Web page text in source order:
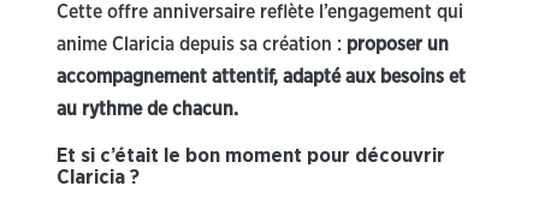
Cette offre anniversaire reflète l’engagement qui
anime Claricia depuis sa création : proposer un
accompagnement attentif, adapté aux besoins et
au rythme de chacun.
Et si c’était le bon moment pour découvrir
Claricia ?